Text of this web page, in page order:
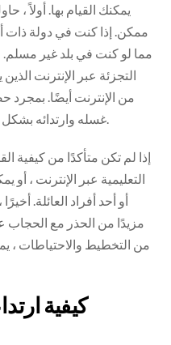
يمكنك القيام بها. أولاً
ممكن. إذا كنت في دولة ذات
مما لو كنت في بلد غير مسلم.
التجزئة عبر الإنترنت
من الإنترنت أيضًا.
غسله وارتدائه بشكل صحيح قبل مغادرة الفندق أو النزل.
إذا لم تكن متأكدًا من كيفية
التعليمية عبر الإنترنت ،
أو أحد أفراد العائلة.
مزيدًا من الحذر مع الحجاب
من التخطيط والاحتياطات ،
كيفية